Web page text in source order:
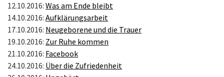
12.10.2016: Was am Ende bleibt
14.10.2016: Aufklärungsarbeit
17.10.2016: Neugeborene und die Trauer
19.10.2016: Zur Ruhe kommen
21.10.2016: Facebook
24.10.2016: Über die Zufriedenheit